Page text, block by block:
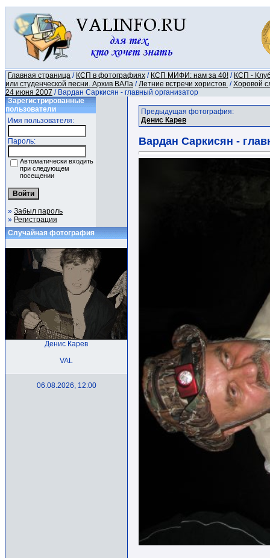
Главная страница / КСП в фотографиях / КСП МИФИ: нам за 40! / КСП -
или студенческой песни. Архив ВАЛа /Летние встречи хористов. /Хоровой
24 июня 2007 / Вардан Саркисян - главный организатор
Зарегистрированные
пользователи
Имя пользователя:
Пароль:
Автоматически входить
при следующем
посещении
» Забыл пароль
» Регистрация
Случайная фотография
Денис Карев
VAL
06.08.2026, 12:00
Предыдущая фотография:
Денис Карев
Вардан Саркисян -